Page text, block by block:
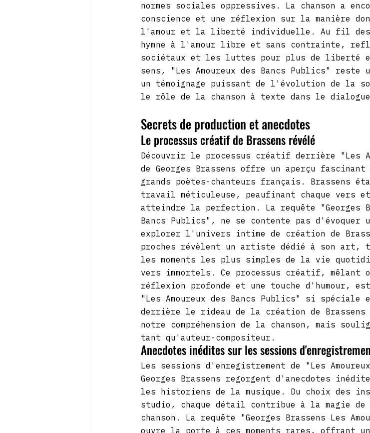
normes sociales oppressives. La chanson a
conscience et une réflexion sur la manière
l'amour et la liberté individuelle. Au fil des
hymne à l'amour libre et sans contrainte,
sociétaux et les luttes pour plus de liberté
sens, "Les Amoureux des Bancs Publics"
un témoignage puissant de l'évolution de la
le rôle de la chanson à texte dans le
Secrets de production et anecdotes
Le processus créatif de Brassens révélé
Découvrir le processus créatif derrière "Les
de Georges Brassens offre un aperçu
grands poètes-chanteurs français. Brassens
travail méticuleuse, peaufinant chaque vers
atteindre la perfection. La requête "Georges
Bancs Publics", ne se contente pas
explorer l'univers intime de création de
proches révèlent un artiste dédié à son art,
les moments les plus simples de la vie
vers immortels. Ce processus créatif, mêlant
réflexion profonde et une touche d'humour,
"Les Amoureux des Bancs Publics" si
derrière le rideau de la création de Brassens
notre compréhension de la chanson, mais
tant qu'auteur-compositeur.
Anecdotes inédites sur les sessions
Les sessions d'enregistrement de "Les
Georges Brassens regorgent d'anecdotes
les historiens de la musique. Du choix des
studio, chaque détail contribue à la magie
chanson. La requête "Georges Brassens Les
ouvre la porte à ces moments rares, offrant